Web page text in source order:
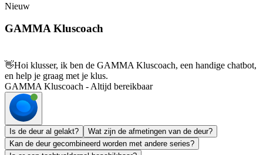
Nieuw
GAMMA Kluscoach
👋Hoi klusser, ik ben de GAMMA Kluscoach, een handige chatbot,
en help je graag met je klus.
GAMMA Kluscoach - Altijd bereikbaar
Is de deur al gelakt?
Wat zijn de afmetingen van de deur?
Kan de deur gecombineerd worden met andere series?